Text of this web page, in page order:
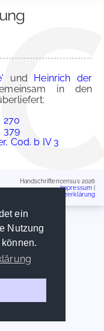
ein
Nutzung
und Heinrich der
in den
270
379
Cod. b IV 3
Handschriftencensus 2026
Impressum
Datenschutzerklärung